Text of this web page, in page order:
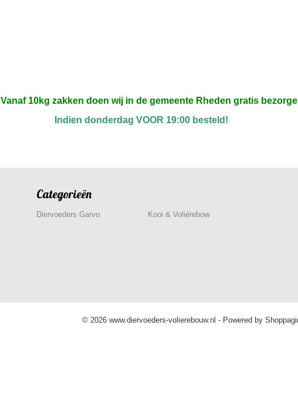
Vanaf 10kg zakken doen wij in de gemeente Rheden gratis
Indien donderdag VOOR 19:00 besteld!
Categorieën
Diervoeders Garvo Kooi & Voliérebow
© 2026 www.diervoeders-volierebouw.nl - Powered by